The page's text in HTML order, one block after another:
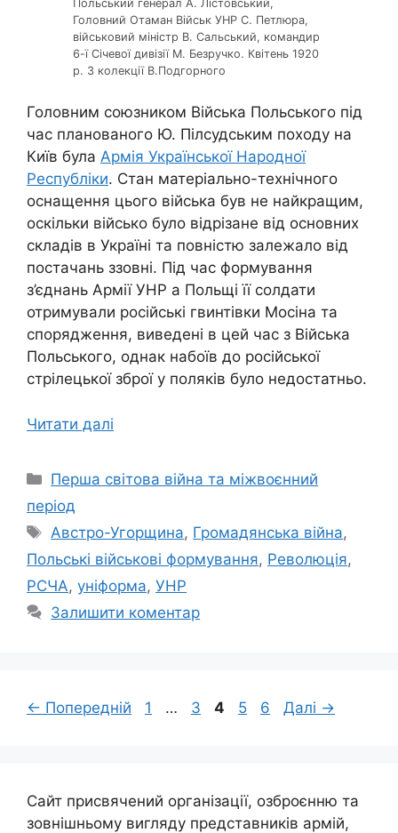
Польський генерал А. Лістовський,
Головний Отаман Військ УНР С. Петлюра,
військовий міністр В. Сальський, командир
6-ї Січевої дивізії М. Безручко. Квітень 1920
р. З колекції В.Подгорного
Головним союзником Війська Польського під
час планованого Ю. Пілсудським походу на
Київ була Армія Української Народної
Республіки. Стан матеріально-технічного
оснащення цього війська був не найкращим,
оскільки військо було відрізане від основних
складів в Україні та повністю залежало від
постачань ззовні. Під час формування
з’єднань Армії УНР а Польщі її солдати
отримували російські гвинтівки Мосіна та
спорядження, виведені в цей час з Війська
Польського, однак набоїв до російської
стрілецької зброї у поляків було недостатньо.
Читати далі
Категорії
Перша світова війна та міжвоєнний
період
Позначки
Австро-Угорщина, Громадянська війна,
Польські військові формування, Революція,
РСЧА, уніформа, УНР
Залишити коментар
← Попередній Сторінка
1 … Сторінка
3 Сторінка
4 Сторінка
5 Сторінка
6 Далі →
Сайт присвячений організації, озброєнню та
зовнішньому вигляду представників армій,